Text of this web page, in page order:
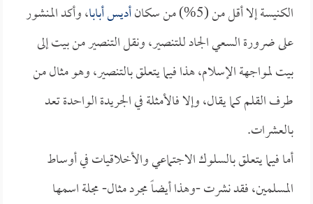
الكنيسة إلا أقل من (5%) من سكان
أديس أبابا، وأكد المنشور
على ضرورة السعي الجاد للتنصير، ونقل التنصير من بيت إلى
بيت لمواجهة الإسلام، هذا فيما يتعلق بالتنصير، وهو مثال من
طرف القلم كما يقال، وإلا فالأمثلة في الجريدة الواحدة تعد
بالعشرات.
أما فيما يتعلق بالسلوك الاجتماعي والأخلاقيات في أوساط
المسلمين، فقد نشرت -وهذا أيضاً مجرد مثال- مجلة اسمها